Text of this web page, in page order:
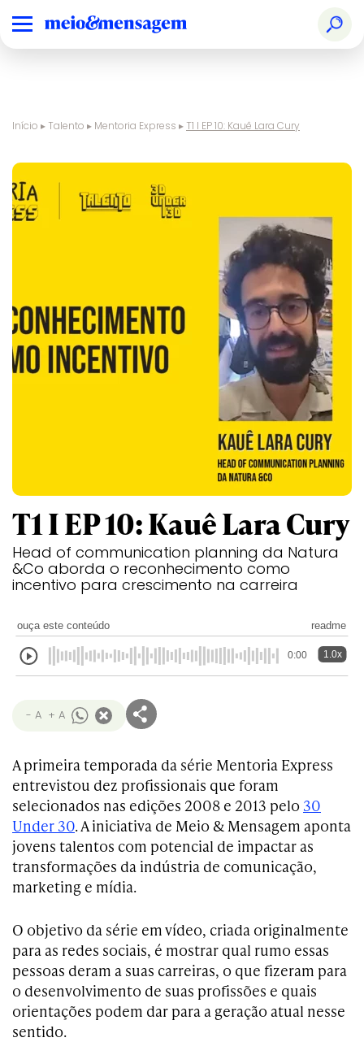
Início ▸ Talento ▸ Mentoria Express ▸ T1 I EP 10: Kauê Lara Cury
T1 I EP 10: Kauê Lara Cury
Head of communication planning da Natura
&Co aborda o reconhecimento como
incentivo para crescimento na carreira
ouça este conteúdo readme
0:00 1.0x
- A + A
A primeira temporada da série Mentoria Express
entrevistou dez profissionais que foram
selecionados nas edições 2008 e 2013 pelo 30
Under 30. A iniciativa de Meio & Mensagem aponta
jovens talentos com potencial de impactar as
transformações da indústria de comunicação,
marketing e mídia.
O objetivo da série em vídeo, criada originalmente
para as redes sociais, é mostrar qual rumo essas
pessoas deram a suas carreiras, o que fizeram para
o desenvolvimento de suas profissões e quais
orientações podem dar para a geração atual nesse
sentido.